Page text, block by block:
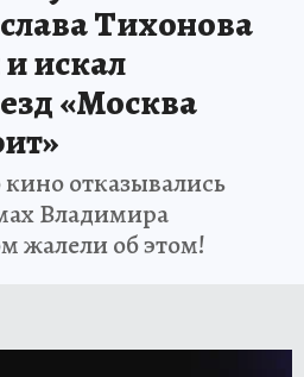
Тихонова
искал
«Москва
кино отказывались
Владимира
жалели об этом!